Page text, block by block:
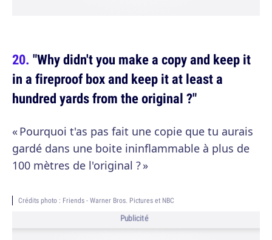
"Why didn't you make a copy and keep it
in a fireproof box and keep it at least a
hundred yards from the original ?"
« Pourquoi t'as pas fait une copie que tu aurais
gardé dans une boite ininflammable à plus de
100 mètres de l'original ? »
Crédits photo : Friends - Warner Bros. Pictures et NBC
Publicité